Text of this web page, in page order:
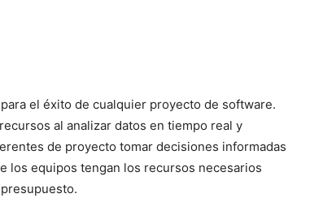
el éxito de cualquier proyecto de software.
al analizar datos en tiempo real y
de proyecto tomar decisiones informadas
los equipos tengan los recursos necesarios